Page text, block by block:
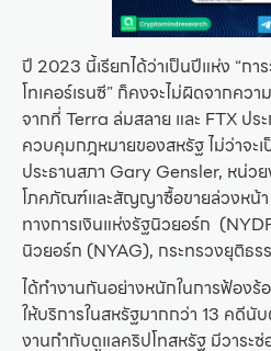
ปี 2023 นี้เรียกได้ว่าเป็นปีแห่ง “กา
โทเคอร์เรนซี” ก็คงจะไม่ผิดจากคว
จากที่ Terra ล่มสลาย และ FTX ปร
ควบคุมกฎหมายของสหรัฐ ไม่ว่าจะ
ประธานสภา Gary Gensler, หน่ว
โภคภัณฑ์และสัญญาซื้อขายล่วงหน้า
ทางการเงินแห่งรัฐนิวยอร์ก
นิวยอร์ก (NYAG), กระทรวงยุติธ
ได้ทำงานกันอย่างหนักในการฟ้อง
ให้บริการในสหรัฐมากกว่า 13 คดี
งานกำกับดูแลคริปโทสหรัฐ มีวาระ